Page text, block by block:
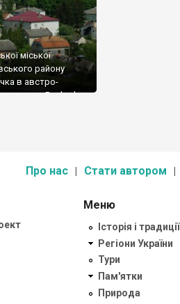
міської
району
в австро-
Boyberke,
Про нас Стати автором
Меню
Історія і традиції
Регіони України
Тури
Пам'ятки
Природа